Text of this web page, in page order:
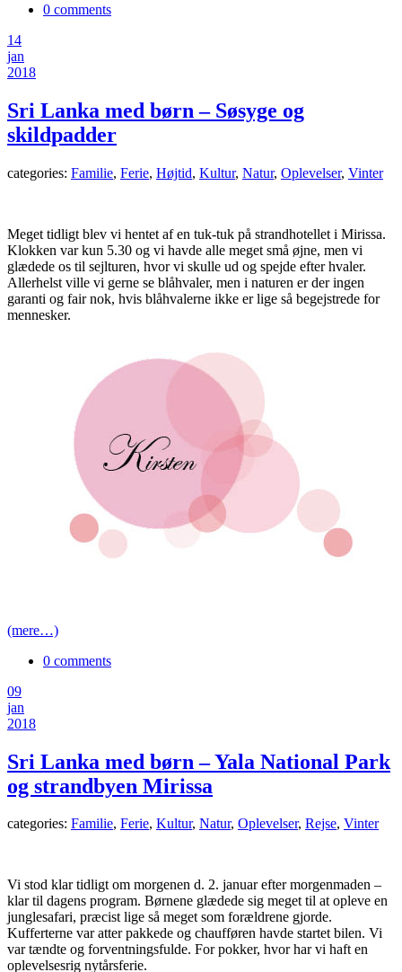
0 comments
14
jan
2018
Sri Lanka med børn – Søsyge og
skildpadder
categories: Familie, Ferie, Højtid, Kultur, Natur, Oplevelser, Vinter
Meget tidligt blev vi hentet af en tuk-tuk på strandhotellet i Mirissa.
Klokken var kun 5.30 og vi havde alle meget små øjne, men vi
glædede os til sejlturen, hvor vi skulle ud og spejde efter hvaler.
Allerhelst ville vi gerne se blåhvaler, men i naturen er der ingen
garanti og fair nok, hvis blåhvalerne ikke er lige så begejstrede for
mennesker.
(mere…)
0 comments
09
jan
2018
Sri Lanka med børn – Yala National Park
og strandbyen Mirissa
categories: Familie, Ferie, Kultur, Natur, Oplevelser, Rejse, Vinter
Vi stod klar tidligt om morgenen d. 2. januar efter morgenmaden –
klar til dagens program. Børnene glædede sig meget til at opleve en
junglesafari, præcist lige så meget som forældrene gjorde.
Kufferterne var atter pakkede og chaufføren havde startet bilen. Vi
var tændte og forventningsfulde. For pokker, hvor har vi haft en
oplevelsesrig nytårsferie.